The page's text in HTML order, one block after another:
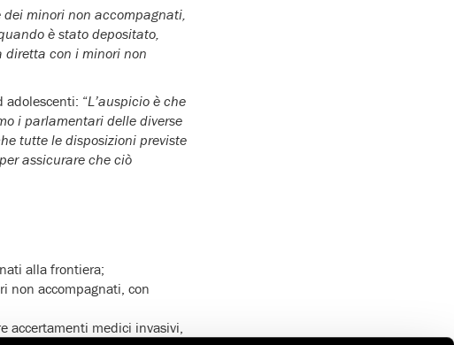
minori non accompagnati,
è stato depositato,
con i minori non
“L’auspicio è che
i parlamentari delle diverse
tutte le disposizioni previste
assicurare che ciò
alla frontiera;
non accompagnati, con
accertamenti medici invasivi,